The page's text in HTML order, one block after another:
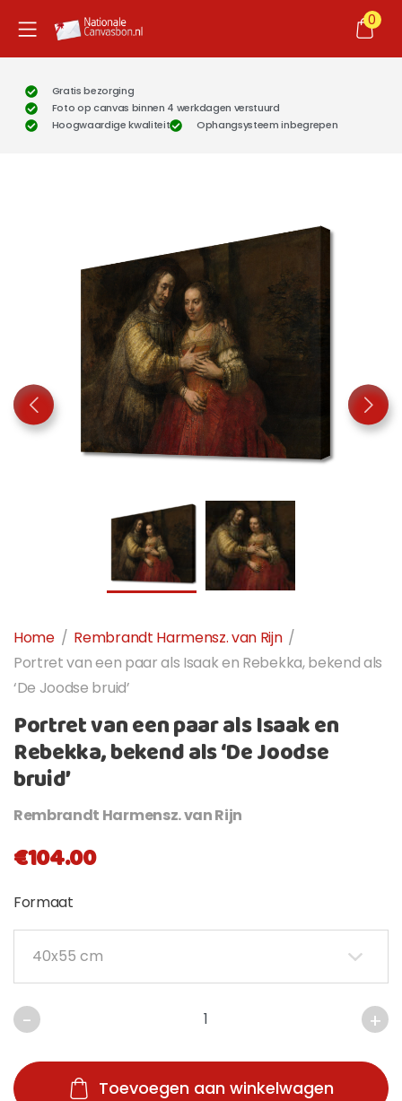
0
Gratis bezorging
Foto op canvas binnen 4 werkdagen verstuurd
Hoogwaardige kwaliteit
Ophangsysteem inbegrepen
Home / Rembrandt Harmensz. van Rijn /
Portret van een paar als Isaak en Rebekka, bekend als
‘De Joodse bruid’
Portret van een paar als Isaak en
Rebekka, bekend als ‘De Joodse
bruid’
Rembrandt Harmensz. van Rijn
€104.00
Formaat
Toevoegen aan winkelwagen